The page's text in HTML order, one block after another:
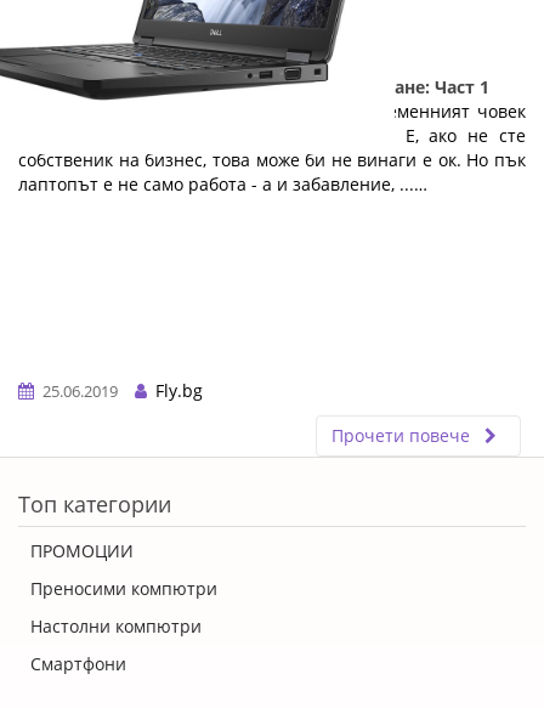
5 причини да изберете лаптоп на изплащане: Част 1
Лаптопът е необходимост, без която съвременният човек
не може. Той е офисът навсякъде с вас. Е, ако не сте
собственик на бизнес, това може би не винаги е ок. Но пък
лаптопът е не само работа - а и забавление, ...…
25.06.2019
Fly.bg
Прочети повече
Топ категории
ПРОМОЦИИ
Преносими компютри
Настолни компютри
Смартфони